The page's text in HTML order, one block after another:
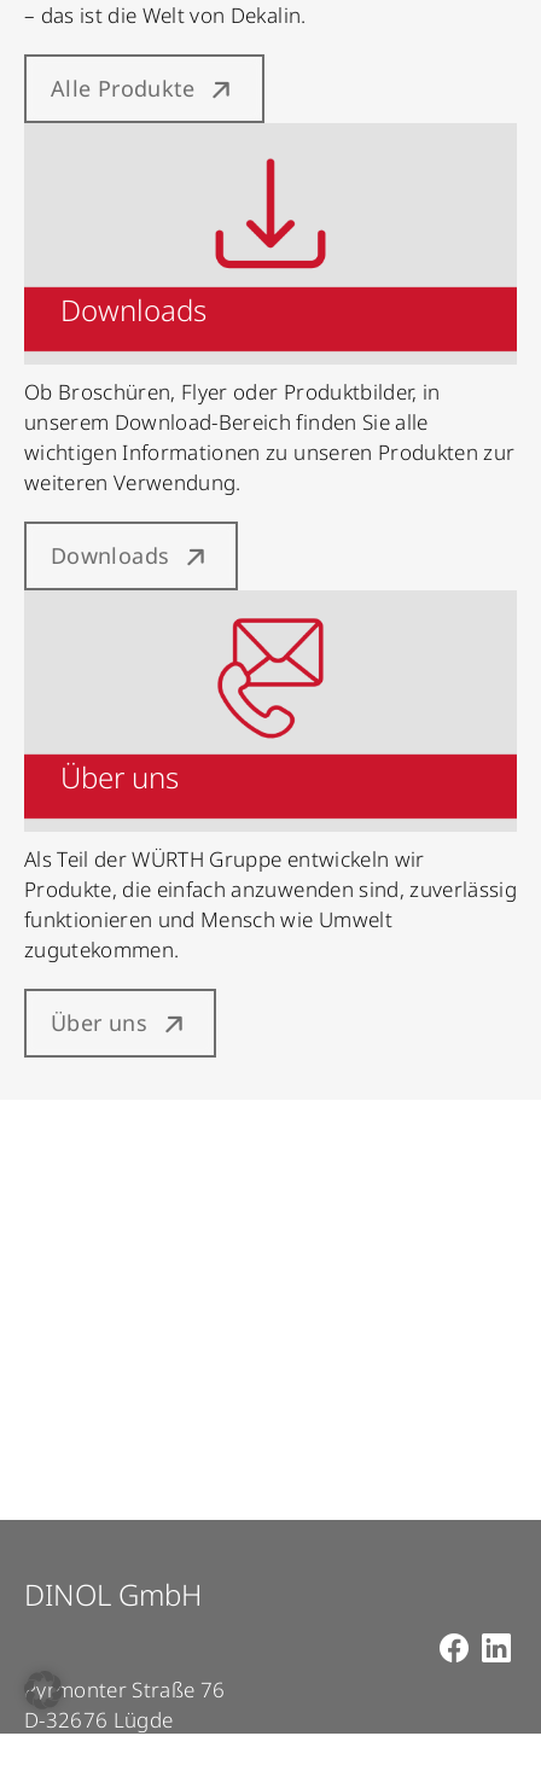
– das ist die Welt von Dekalin.
Alle Produkte
Downloads
Ob Broschüren, Flyer oder Produktbilder, in
unserem Download-Bereich finden Sie alle
wichtigen Informationen zu unseren Produkten zur
weiteren Verwendung.
Downloads
Über uns
Als Teil der WÜRTH Gruppe entwickeln wir
Produkte, die einfach anzuwenden sind, zuverlässig
funktionieren und Mensch wie Umwelt
zugutekommen.
Über uns
DINOL GmbH
Pyrmonter Straße 76
D-32676 Lügde